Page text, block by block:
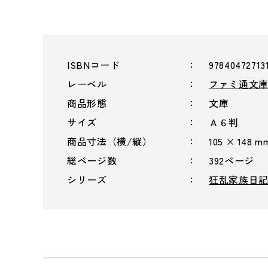
ISBNコード
レーベル
ファミ通文庫
商品形態
文庫
サイズ
Ａ６判
商品寸法（横/縦）
105 × 148
総ページ数
392ページ
シリーズ
狂乱家族日記